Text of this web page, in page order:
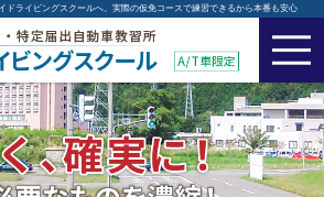
ドライビングスクールへ。実際の仮免コースで練習できるから本番も安心